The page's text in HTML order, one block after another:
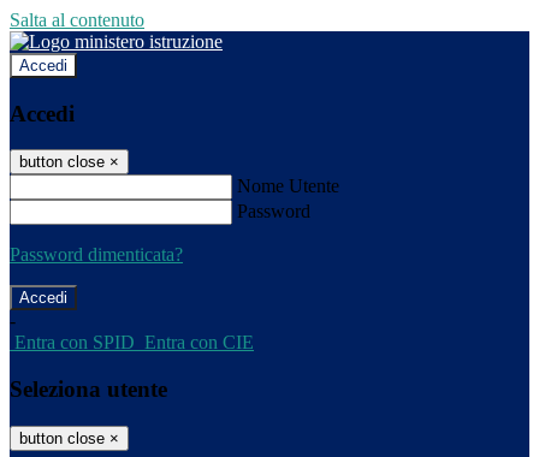
Salta al contenuto
Accedi
Accedi
button close ×
Nome Utente
Password
Password dimenticata?
-
Entra con SPID Entra con CIE
Seleziona utente
button close ×